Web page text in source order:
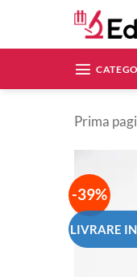
content
Prima
-39%
LIVRARE